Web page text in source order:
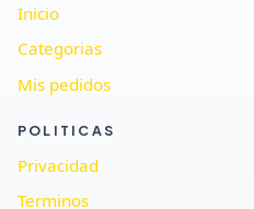
Inicio
Categorias
Mis pedidos
POLITICAS
Privacidad
Terminos